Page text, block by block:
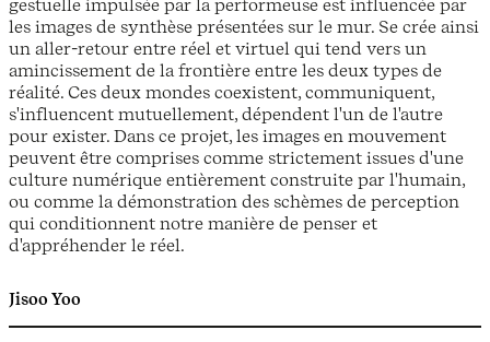
gestuelle impulsée par la performeuse est influencée par
les images de synthèse présentées sur le mur. Se crée ainsi
un aller-retour entre réel et virtuel qui tend vers un
amincissement de la frontière entre les deux types de
réalité. Ces deux mondes coexistent, communiquent,
s'influencent mutuellement, dépendent l'un de l'autre
pour exister. Dans ce projet, les images en mouvement
peuvent être comprises comme strictement issues d'une
culture numérique entièrement construite par l'humain,
ou comme la démonstration des schèmes de perception
qui conditionnent notre manière de penser et
d'appréhender le réel.
Jisoo Yoo